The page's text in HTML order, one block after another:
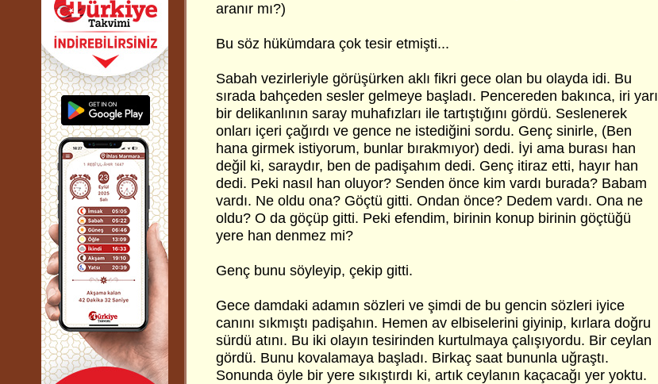
aranır mı?)
Bu söz hükümdara çok tesir etmişti...
Sabah vezirleriyle görüşürken aklı fikri gece olan bu olayda idi. Bu
sırada bahçeden sesler gelmeye başladı. Pencereden bakınca, iri yarı
bir delikanlının saray muhafızları ile tartıştığını gördü. Seslenerek
onları içeri çağırdı ve gence ne istediğini sordu. Genç sinirle, (Ben
hana girmek istiyorum, bunlar bırakmıyor) dedi. İyi ama burası han
değil ki, saraydır, ben de padişahım dedi. Genç itiraz etti, hayır han
dedi. Peki nasıl han oluyor? Senden önce kim vardı burada? Babam
vardı. Ne oldu ona? Göçtü gitti. Ondan önce? Dedem vardı. Ona ne
oldu? O da göçüp gitti. Peki efendim, birinin konup birinin göçtüğü
yere han denmez mi?
Genç bunu söyleyip, çekip gitti.
Gece damdaki adamın sözleri ve şimdi de bu gencin sözleri iyice
canını sıkmıştı padişahın. Hemen av elbiselerini giyinip, kırlara doğru
sürdü atını. Bu iki olayın tesirinden kurtulmaya çalışıyordu. Bir ceylan
gördü. Bunu kovalamaya başladı. Birkaç saat bununla uğraştı.
Sonunda öyle bir yere sıkıştırdı ki, artık ceylanın kaçacağı yer yoktu.